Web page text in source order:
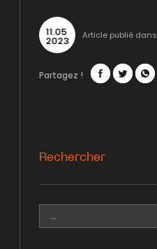
11.05
2023 Article publié dans
Partagez !
Rechercher